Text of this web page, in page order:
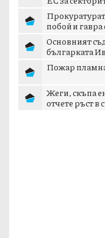
побой и
Основният
българката
Пожар
Жеги, скъпа
отчете ръст в